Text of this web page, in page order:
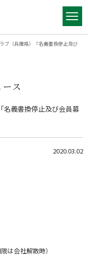
ブ（兵庫県）「名義書換停止及び
ス
名義書換停止及び会員募
2020.03.02
会社解散時）